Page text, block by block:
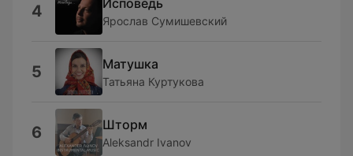
4 Ярослав Сумишевский
5 Матушка
Татьяна Куртукова
6 Шторм
Aleksandr Ivanov